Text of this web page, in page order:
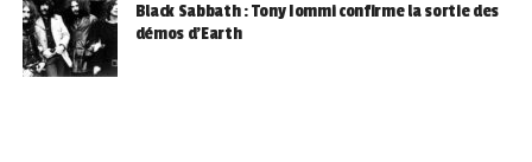
Black Sabbath : Tony Iommi confirme la sortie des
démos d’Earth